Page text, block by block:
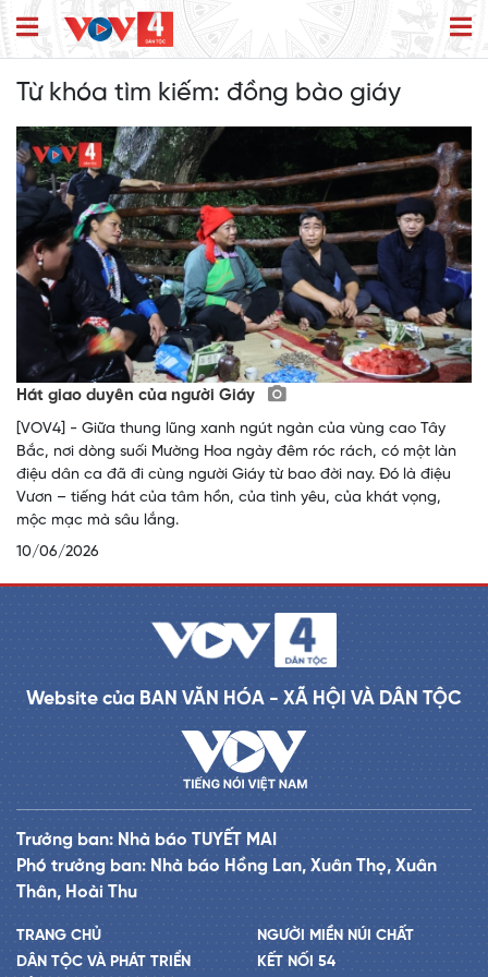
Từ khóa tìm kiếm: đồng bào giáy
Hát giao duyên của người Giáy
[VOV4] - Giữa thung lũng xanh ngút ngàn của vùng cao Tây
Bắc, nơi dòng suối Mường Hoa ngày đêm róc rách, có một làn
điệu dân ca đã đi cùng người Giáy từ bao đời nay. Đó là điệu
Vươn – tiếng hát của tâm hồn, của tình yêu, của khát vọng,
mộc mạc mà sâu lắng.
10/06/2026
Website của BAN VĂN HÓA - XÃ HỘI VÀ DÂN TỘC
Trưởng ban: Nhà báo TUYẾT MAI
Phó trưởng ban: Nhà báo Hồng Lan, Xuân Thọ, Xuân
Thân, Hoài Thu
TRANG CHỦ
DÂN TỘC VÀ PHÁT TRIỂN
NGƯỜI MIỀN NÚI CHẤT
KẾT NỐI 54